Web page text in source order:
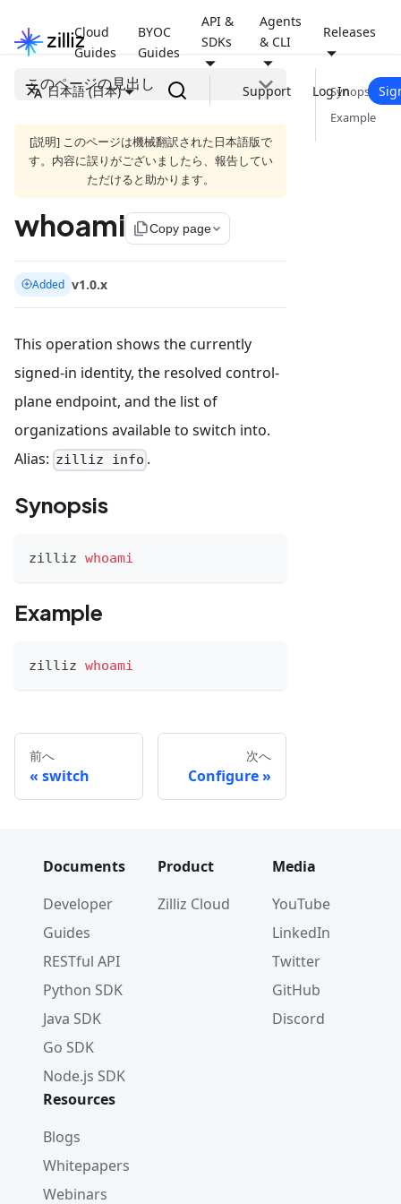
Cloud
Guides
BYOC
Guides
API &
SDKs
Agents
& CLI
Releases
日本語 (日本) Support Log In
このページの見出し
[説明] このページは機械翻訳された日本語版で
す。内容に誤りがございましたら、報告してい
ただけると助かります。
whoami file_copyCopy page
Added v1.0.x
This operation shows the currently
signed-in identity, the resolved control-
plane endpoint, and the list of
organizations available to switch into.
Alias: zilliz info .
Synopsis
zilliz whoami
Example
zilliz whoami
前へ
switch
次へ
Configure
Synopsis
Example
Documents
Developer
Guides
RESTful API
Python SDK
Java SDK
Go SDK
Node.js SDK
Product
Zilliz Cloud
Media
YouTube
LinkedIn
Twitter
GitHub
Discord
Resources
Blogs
Whitepapers
Webinars